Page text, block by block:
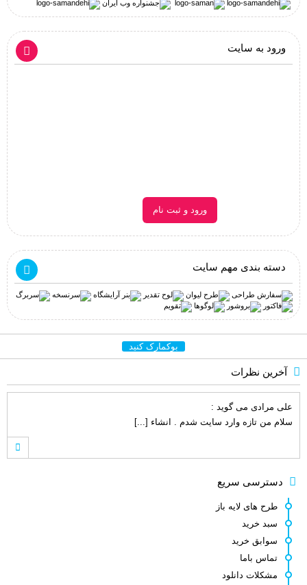
ورود به سایت
ورود و ثبت نام
دسته بندی مهم سایت
بوکمارک کنید
آخرین نظرات
علی مرادی می گوید :
سلام من تازه وارد سایت شدم . انشاء [...]
hamed s.p
کامبیز راد
می گوید :
سلام . خیلی ممنون نه دوست عزیز انتش [...]
دسترسی سریع
طرح های لایه باز
سبد خرید
سوابق خرید
تماس باما
مشکلات دانلود